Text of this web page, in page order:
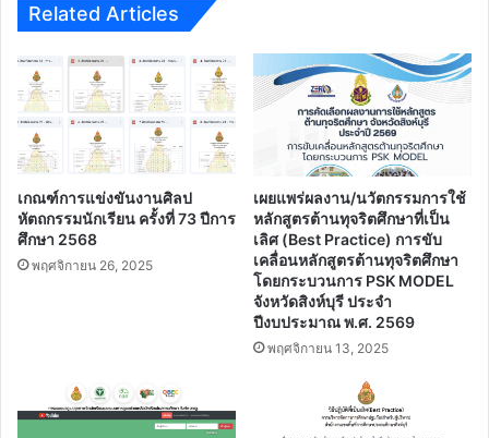
กับ
ทักษะ
ศตวรรษ
ที่
21
ผ่าน
70%
ได้
รับ
เกียรติ
บัตร
Related Articles
เกณฑ์การแข่งขันงานศิลป
หัตถกรรมนักเรียน ครั้งที่ 73 ปีการ
ศึกษา 2568
พฤศจิกายน 26, 2025
เผยแพร่ผลงาน/นวัตกรรมการใช้
หลักสูตรต้านทุจริตศึกษาที่เป็น
เลิศ (Best Practice) การขับ
เคลื่อนหลักสูตรต้านทุจริตศึกษา
โดยกระบวนการ PSK MODEL
จังหวัดสิงห์บุรี ประจํา
ปีงบประมาณ พ.ศ. 2569
พฤศจิกายน 13, 2025